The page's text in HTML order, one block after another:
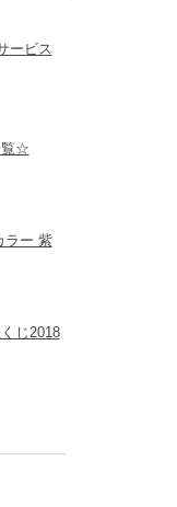
ービス
覧☆
ラー 紫
じ2018